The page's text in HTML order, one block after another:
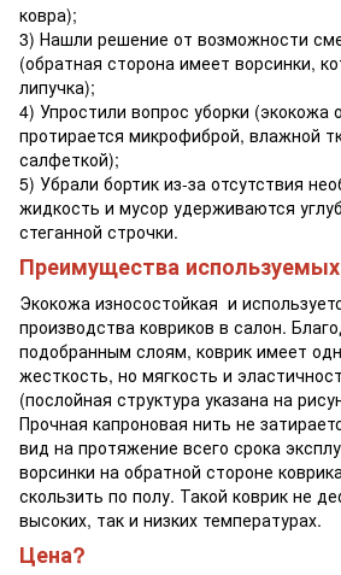
ковра);
3) Нашли решение от возможности
(обратная сторона имеет ворсинки,
липучка);
4) Упростили вопрос уборки (экокожа
протирается микрофиброй, влажной
салфеткой);
5) Убрали бортик из-за отсутствия
жидкость и мусор удерживаются
стеганной строчки.
Преимущества
Экокожа износостойкая и
производства ковриков в салон.
подобранным слоям, коврик имеет
жесткость, но мягкость и
(послойная структура указана на
Прочная капроновая нить не
вид на протяжение всего срока
ворсинки на обратной стороне
скользить по полу. Такой коврик не
высоких, так и низких температурах.
Цена?